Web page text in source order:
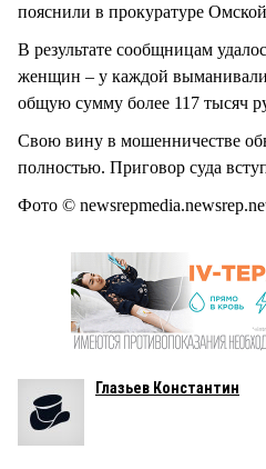
пояснили в прокуратуре
В результате сообщницам
женщин – у каждой
общую сумму более 117 тысяч
Свою вину в мошенничестве
полностью. Приговор суда
Фото ©
Глазьев Константин